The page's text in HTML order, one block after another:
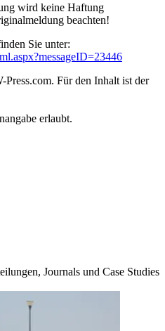
wird keine Haftung
beachten!
Sie unter:
Für den Inhalt ist der
erlaubt.
Journals und Case Studies